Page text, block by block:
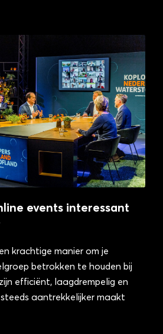
events interessant
krachtige manier om je
betrokken te houden bij
efficiënt, laagdrempelig en
aantrekkelijker maakt